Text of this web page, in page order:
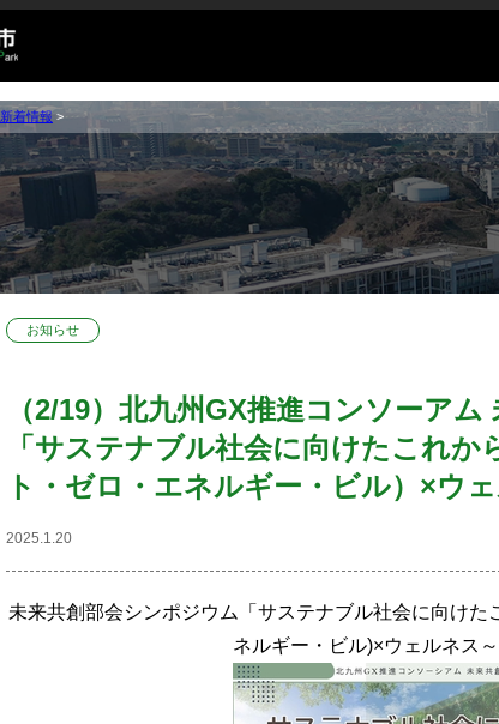
新着情報 >
お知らせ
（2/19）北九州GX推進コンソーア
「サステナブル社会に向けたこれか
ト・ゼロ・エネルギー・ビル）×ウ
2025.1.20
未来共創部会シンポジウム「サステナブル社会に向けた
ネルギー・ビル)×ウェルネス～